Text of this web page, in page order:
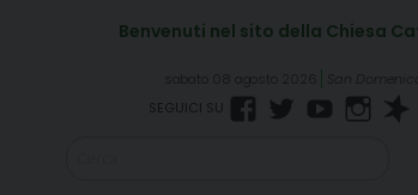
sabato 08 agosto 2026
Facebook
TwitterYouTube